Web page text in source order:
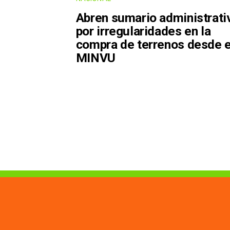
Abren sumario
por irregularidades en la
compra de terrenos desde
MINVU